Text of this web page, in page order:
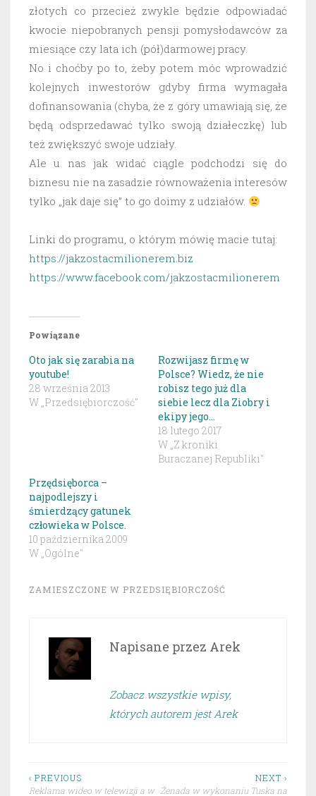
złotych co przecież zwykle będzie odpowiadać
kwocie niepobranych pensji pomysłodawców za
miesiące czy lata ich (pół)darmowej pracy.
No i choćby po to, żeby potem móc wprowadzić
kolejnych inwestorów gdyby firma wymagała
dofinansowania (chyba, że z góry umawiają się, że
będą odsprzedawać tylko swoją działeczkę) lub
też zwiększyć swoje udziały.
Ale u nas jak widać ciągle podchodzi się do
biznesu nie na zasadzie równoważenia interesów
tylko „jak daje się” to go doimy z udziałów.
Linki do programu, o którym mówię macie tutaj:
https://jakzostacmilionerem.biz
https://www.facebook.com/jakzostacmilionerem
Powiązane
Oto jak się zarabia na
youtube!
28 września 2013
W „Przedsiębiorczość"
Rozwijasz firmę w
Polsce? Wiedz, że nie
robisz tego już dla
siebie lecz dla Ziobry i
ekipy jego…
18 lutego 2017
W „Z kroniki
Buraczanej Republiki"
Przędsięborca –
najpodlejszy i
śmierdzący gatunek
człowieka w Polsce.
10 października 2009
W „Ogólne"
ZAMIESZCZONE W PRZEDSIĘBIORCZOŚĆ
Napisane przez Arek
Zobacz wszystkie wpisy,
których autorem jest Arek
Nawigacja
‹ PREVIOUS
Reklama wideo w telewizji a w
NEXT ›
Żenada w wykonaniu Tuska na